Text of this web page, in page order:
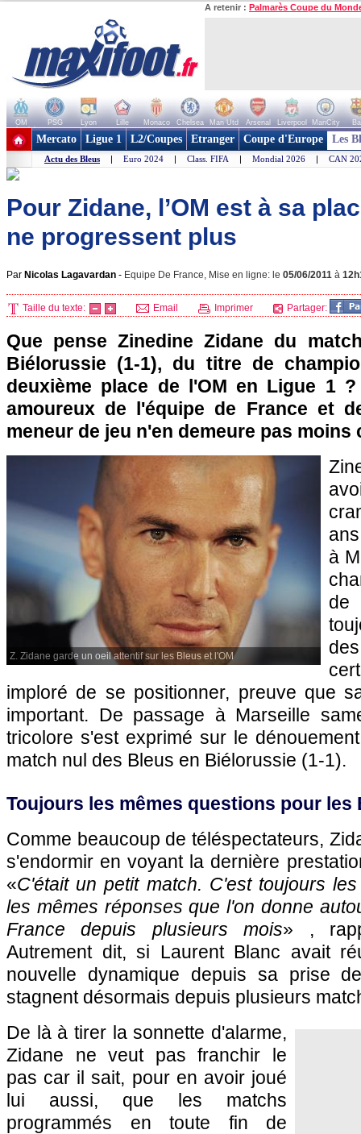
A retenir : Palmarès Coupe du
OM PSG Lyon Lille Monaco Chelsea Man Utd Arsenal Liverpool ManCity
+ de clubs
Mercato Ligue 1 L2/Coupes Etranger Coupe d'Europe Les
Actu des Bleus | Euro 2024 | Class. FIFA | Mondial 2026 | CAN
Pour Zidane, l’OM est à sa
ne progressent plus
Par Nicolas Lagavardan - Equipe De France, Mise en ligne: le 05/06/2011 à
Taille du texte: Email Imprimer Partager:
Que pense Zinedine Zidane du
Biélorussie (1-1), du titre de
deuxième place de l'OM en Ligue 1
amoureux de l'équipe de France et
meneur de jeu n'en demeure pas moins
Z. Zidane garde un oeil attentif sur les Bleus et l'OM
à
imploré de se positionner, preuve que
important. De passage à Marseille
tricolore s'est exprimé sur le
match nul des Bleus en Biélorussie (1-1).
Toujours les mêmes questions pour les
Comme beaucoup de téléspectateurs,
s'endormir en voyant la dernière
«C'était un petit match. C'est toujours
les mêmes réponses que l'on donne
France depuis plusieurs mois» ,
Autrement dit, si Laurent Blanc avait
nouvelle dynamique depuis sa prise
stagnent désormais depuis plusieurs
De là à tirer la sonnette d'alarme,
Zidane ne veut pas franchir le
pas car il sait, pour en avoir joué
lui aussi, que les matchs
programmés en toute fin de